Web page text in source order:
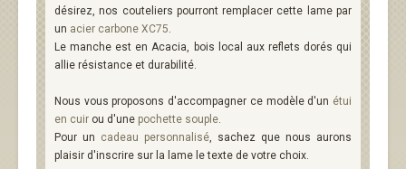
désirez, nos couteliers pourront remplacer cette lame par
un acier carbone XC75.
Le manche est en Acacia, bois local aux reflets dorés qui
allie résistance et durabilité.
Nous vous proposons d'accompagner ce modèle d'un étui
en cuir ou d'une pochette souple.
Pour un cadeau personnalisé, sachez que nous aurons
plaisir d'inscrire sur la lame le texte de votre choix.